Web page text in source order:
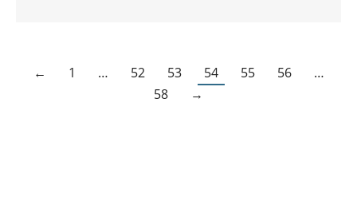
← 1 … 52 53 54 55 56
…
58
→